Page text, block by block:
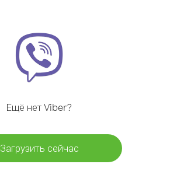
Ещё нет Viber?
Загрузить сейчас